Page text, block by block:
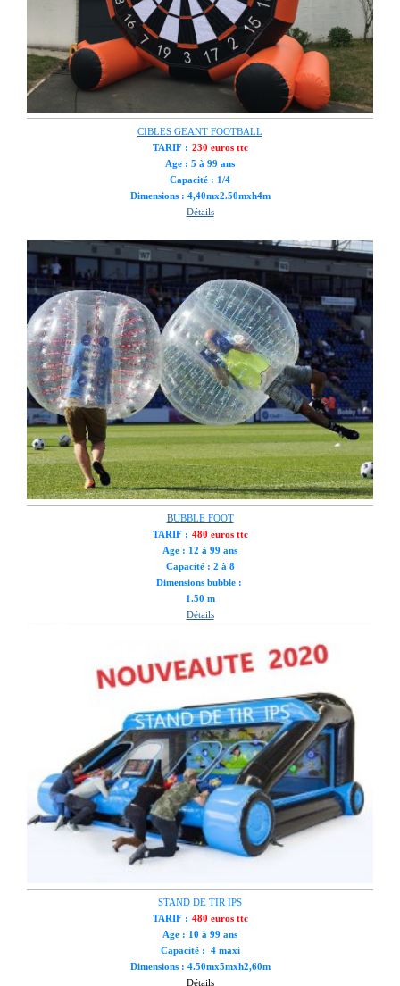
CIBLES GEANT FOOTBALL
TARIF : 230 euros ttc
Age : 5 à 99 ans
Capacité : 1/4
Dimensions : 4,40mx2.50mxh4m
Détails
BUBBLE FOOT
TARIF : 480 euros ttc
Age : 12 à 99 ans
Capacité : 2 à 8
Dimensions bubble :
1.50 m
Détails
STAND DE TIR IPS
TARIF : 480 euros ttc
Age : 10 à 99 ans
Capacité : 4 maxi
Dimensions : 4.50mx5mxh2,60m
Détails